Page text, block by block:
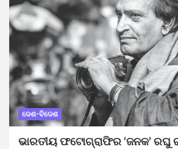
ଦେଶ-ବିଦେଶ
ଭାରତୀୟ ଫଟୋଗ୍ରାଫିର ‘ଜନକ’ ରଘୁ